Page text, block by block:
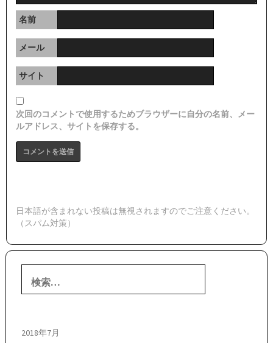
名前
メール
サイト
次回のコメントで使用するためブラウザーに自分の名前、メー
ルアドレス、サイトを保存する。
日本語が含まれない投稿は無視されますのでご注意ください。
（スパム対策）
索:
2018年7月